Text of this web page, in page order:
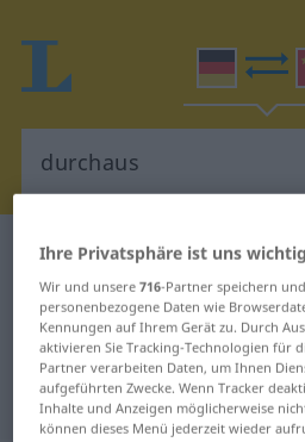
Deutsch-Chinesisch
Deutsch-Chinesisch
für "durchaus"
"durchaus"
Ihre Privatsphäre ist uns wichtig
Wir und unsere716-Partner speichern
personenbezogene Daten wie
Kennungen auf Ihrem Gerät zu. Durch
aktivieren Sie Tracking-Technologien für
Partner verarbeiten Daten, um Ihnen
aufgeführten Zwecke. Wenn Tracker
Inhalte und Anzeigen möglicherweise
können dieses Menü jederzeit wieder